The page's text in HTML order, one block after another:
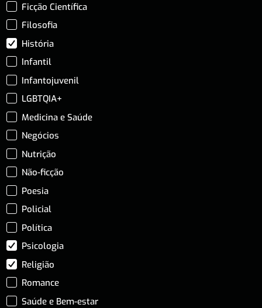
Ficção Científica
Filosofia
História
Infantil
Infantojuvenil
LGBTQIA+
Medicina e Saúde
Negócios
Nutrição
Não-ficção
Poesia
Policial
Política
Psicologia
Religião
Romance
Saúde e Bem-estar